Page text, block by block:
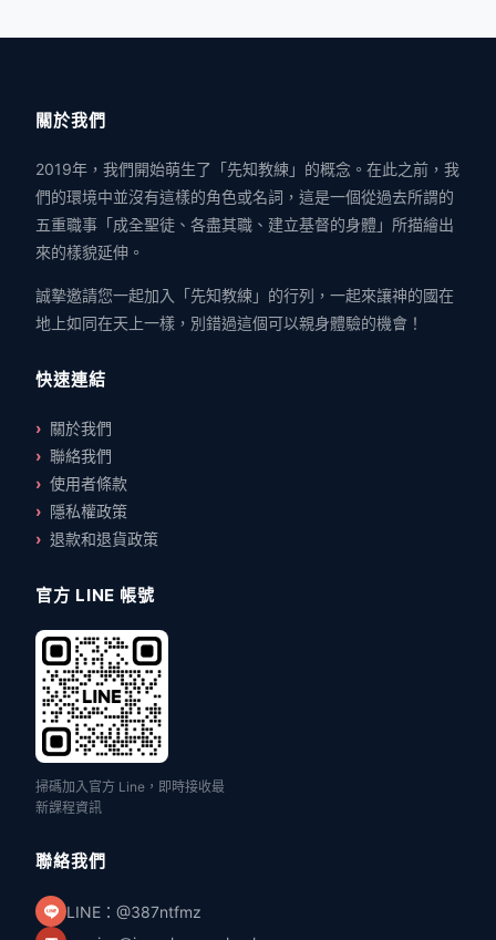
關於我們
2019年，我們開始萌生了「先知教練」的概念。在此之前，我
們的環境中並沒有這樣的角色或名詞，這是一個從過去所謂的
五重職事「成全聖徒、各盡其職、建立基督的身體」所描繪出
來的樣貌延伸。
誠摯邀請您一起加入「先知教練」的行列，一起來讓神的國在
地上如同在天上一樣，別錯過這個可以親身體驗的機會！
快速連結
關於我們
聯絡我們
使用者條款
隱私權政策
退款和退貨政策
官方 LINE 帳號
掃碼加入官方 Line，即時接收最
新課程資訊
聯絡我們
LINE：@387ntfmz